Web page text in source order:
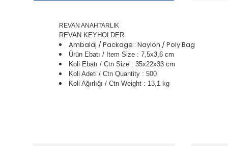
REVAN ANAHTARLIK
REVAN KEYHOLDER
Ambalaj / Package : Naylon / Poly Bag
Ürün Ebatı / Item Size : 7,5x3,6 cm
Koli Ebatı / Ctn Size : 35x22x33 cm
Koli Adeti / Ctn Quantity : 500
Koli Ağırlığı / Ctn Weight : 13,1 kg